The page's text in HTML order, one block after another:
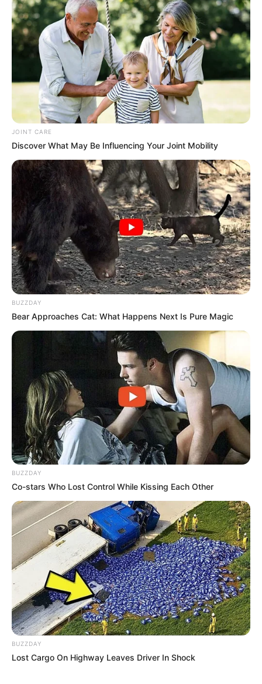
ดูดวง 12 ราศี ประจำเดือนกรกฎาคม 2562 โดย อ.คฑา ชินบัญชร
29 มิ.ย. 2019
ดูดวง 12 ราศี ภาพรวมดวงชะตา ประจำเดือนกรกฎาคม 2562 โดย
อ.คฑา
28 มิ.ย. 2019
รู้หรือไม่ เกิดวันไหน เป็น วันคู่มิตร และ วันคู่ศัตรู กันบ้าง ถ้ายังไม่รู้
มาเช็กกันหน่อย
18 พ.ย. 2019
เผย นิสัยตามวันเกิด ของคนทั้ง 7 วัน บอกเลยว่าตรงมาก!
21 มิ.ย. 2019
JOINT CARE
Discover What May Be Influencing Your Joint Mobility
BUZZDAY
Bear Approaches Cat: What Happens Next Is Pure Magic
BUZZDAY
Co-stars Who Lost Control While Kissing Each Other
BUZZDAY
Lost Cargo On Highway Leaves Driver In Shock